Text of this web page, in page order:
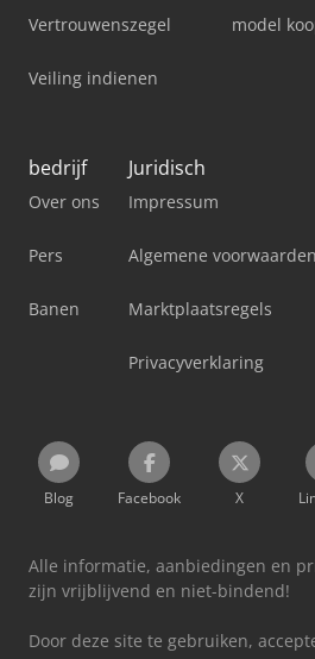
Vertrouwenszegel
Veiling indienen
model
bedrijf
Over ons
Pers
Banen
Juridisch
Impressum
Algemene voorwaarden
Marktplaatsregels
Privacyverklaring
Blog Facebook X
Alle informatie, aanbiedingen en
zijn vrijblijvend en niet-bindend!
Door deze site te gebruiken,